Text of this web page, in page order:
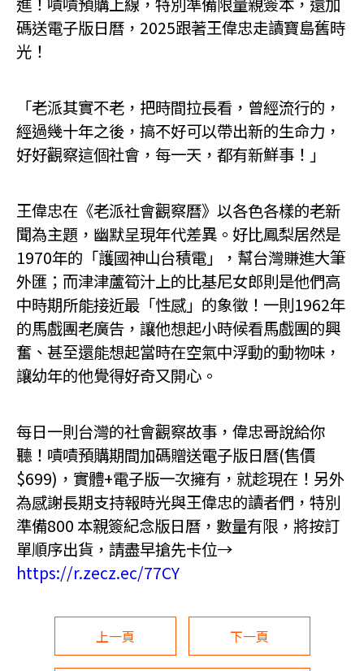
碼送電子版日曆，2025跟著王偉忠走讀寶島舊時
光！
「老派其實不老，把時間拉長看，曾經流行的，
經過幾十年之後，搞不好可以帶出新的生命力，
好好觀察這個社會，每一天，都有新鮮事！」
王偉忠在《老派社會觀察曆》以各色各樣的老新
聞為主題，幽默呈現年代差異。好比鳳梨居然是
1970年的「護國神山台積電」，幫台灣賺進大筆
外匯；而津津蘆筍汁上的比基尼女郎則是他們高
中時期所能接近最「性感」的象徵！一則1962年
的馬戲團老廣告，讓他想起小時候看馬戲團的興
奮、甚至還能想起當時在空氣中浮動的動物味，
讓幼年的他覺得好奇又開心。
每日一則台灣的社會觀察故事，偉忠哥說給你
聽！嘖嘖預購期間加碼贈送電子版日曆(售價
$699)，實體+電子版一次擁有，就趁現在！另外
為感謝長期支持報時光與王偉忠的讀者們，特別
準備800 本親簽紀念版日曆，數量有限，將按訂
單順序出貨，請盡早搶先卡位→
https://r.zecz.ec/77CY
上一頁 下一頁